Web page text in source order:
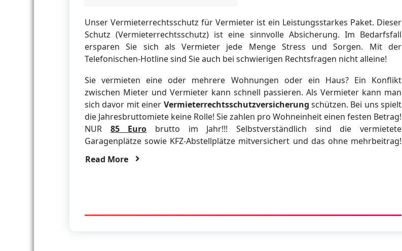
Unser Vermieterrechtsschutz für Vermieter ist ein Leistungsstarkes Paket. Dieser
Schutz (Vermieterrechtsschutz) ist eine sinnvolle Absicherung. Im Bedarfsfall
ersparen Sie sich als Vermieter jede Menge Stress und Sorgen. Mit der
Telefonischen-Hotline sind Sie auch bei schwierigen Rechtsfragen nicht alleine!
Sie vermieten eine oder mehrere Wohnungen oder ein Haus? Ein Konflikt
zwischen Mieter und Vermieter kann schnell passieren. Als Vermieter kann man
sich davor mit einer Vermieterrechtsschutzversicherung schützen. Bei uns spielt
die Jahresbruttomiete keine Rolle! Sie zahlen pro Wohneinheit einen festen Betrag!
NUR 85 Euro brutto im Jahr!!! Selbstverständlich sind die vermietete
Garagenplätze sowie KFZ-Abstellplätze mitversichert und das ohne mehrbeitrag!
Read More